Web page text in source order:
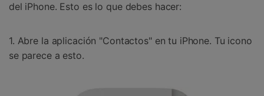
del iPhone. Esto es lo que debes hacer:
1. Abre la aplicación "Contactos" en tu iPhone. Tu icono
se parece a esto.